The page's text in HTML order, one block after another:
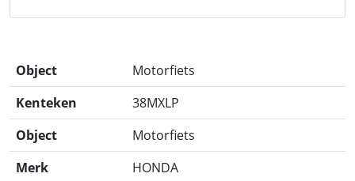
Object
Motorfiets
Kenteken
38MXLP
Object
Motorfiets
Merk
HONDA